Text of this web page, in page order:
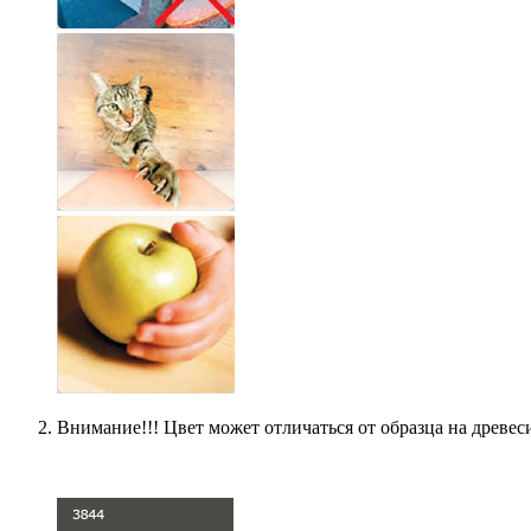
Внимание!!! Цвет может отличаться от образца на